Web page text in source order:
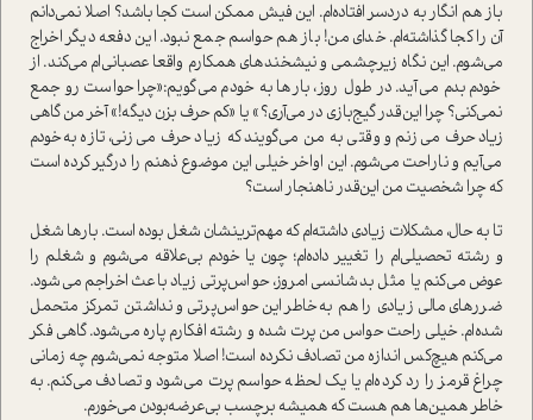
باز هم انگار به دردسر افتاده‌ام. این فیش ممکن است کجا باشد؟ اصلا نمی‌دانم
آن را کجا گذاشته‌ام. خدای من! باز هم حواسم جمع نبود. این دفعه دیگر اخراج
می‌شوم. این نگاه زیر‌چشمی و نیشخندهای همکارم واقعا عصبانی‌ام می‌کند. از
خودم بدم می‌آید. در طول روز، بارها به خودم می‌گویم:«چرا حواست رو جمع
نمی‌کنی؟ چرا این‌قدر گیج‌بازی در می‌آری؟» یا «کم حرف بزن دیگه!» آخر من گاهی
زیاد حرف می‌زنم و وقتی به من می‌گویند که زیاد حرف می‌زنی، تازه به‌خودم
می‌آیم و ناراحت می‌شوم. این اواخر خیلی این موضوع ذهنم را درگیر کرده است
که چرا شخصیت من این‌قدر نا‌هنجار است؟
تا به حال، مشکلات زیادی داشته‌ام که مهم‌ترینشان شغل بوده است. بارها شغل
و رشته تحصیلی‌ام را تغییر داده‌ا‌م؛ چون یا خودم بی‌علاقه می‌شوم و شغلم را
عوض می‌کنم یا مثل بد‌شانسی امروز، حواس‌پرتی زیاد باعث اخراجم می‌شود.
ضرر‌های مالی زیادی را هم به‌خاطر این حواس‌پرتی و نداشتن تمرکز متحمل
شده‌ام. خیلی راحت حواس من پرت شده و رشته افکارم پاره می‌شود. گاهی فکر
می‌کنم هیچ‌کس اندازه من تصادف نکرده است! اصلا متوجه نمی‌شوم چه زمانی
چراغ قرمز را رد کرده‌ام یا یک لحظه حواسم پرت می‌شود و تصادف می‌کنم. به
خاطر همین‌ها هم هست که همیشه برچسب بی‌عرضه‌بودن می‌خورم.